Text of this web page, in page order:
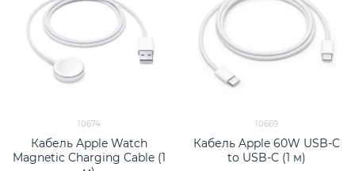
10674
Кабель Apple Watch
Magnetic Charging Cable (1
10669
Кабель Apple 60W USB-C
to USB-C (1 м)